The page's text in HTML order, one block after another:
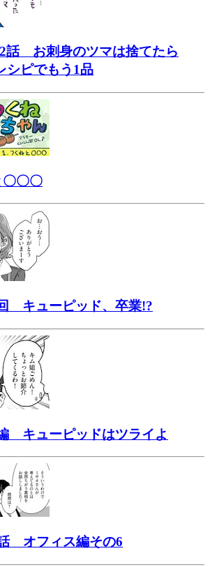
話 お刺身のツマは捨てたら
ピでもう1品
〇〇
キューピッド、卒業!?
キューピッドはツライよ
話 オフィス編その6